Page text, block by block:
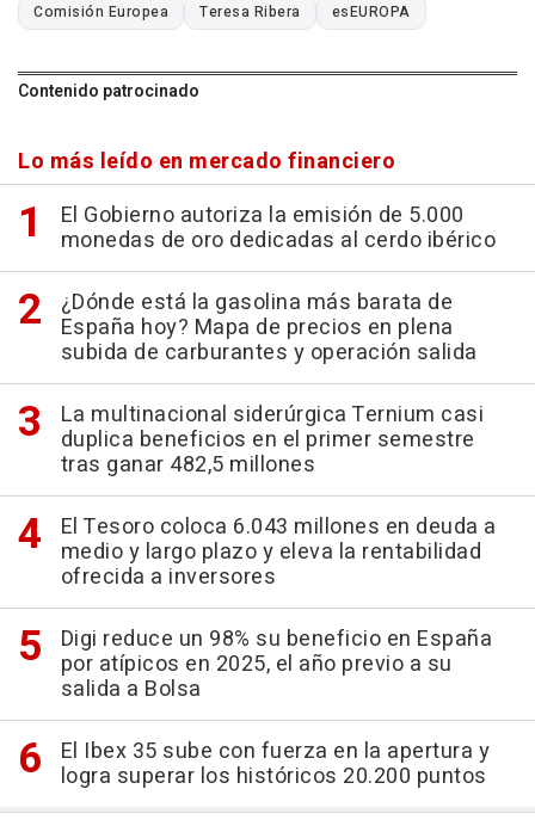
Comisión Europea Teresa Ribera esEUROPA
Contenido patrocinado
Lo más leído en mercado financiero
El Gobierno autoriza la emisión de 5.000
monedas de oro dedicadas al cerdo ibérico
¿Dónde está la gasolina más barata de
España hoy? Mapa de precios en plena
subida de carburantes y operación salida
La multinacional siderúrgica Ternium casi
duplica beneficios en el primer semestre
tras ganar 482,5 millones
El Tesoro coloca 6.043 millones en deuda a
medio y largo plazo y eleva la rentabilidad
ofrecida a inversores
Digi reduce un 98% su beneficio en España
por atípicos en 2025, el año previo a su
salida a Bolsa
El Ibex 35 sube con fuerza en la apertura y
logra superar los históricos 20.200 puntos